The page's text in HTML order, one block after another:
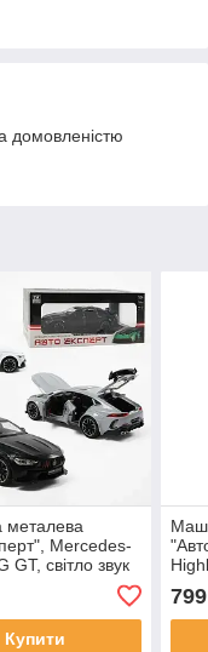
домовленістю
Mercedes-
GT, світло звук
двері ,1:24
Купити
799